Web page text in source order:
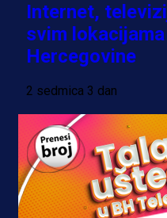
Internet,
svim
Hercegovine
2 sedmica 3 dan